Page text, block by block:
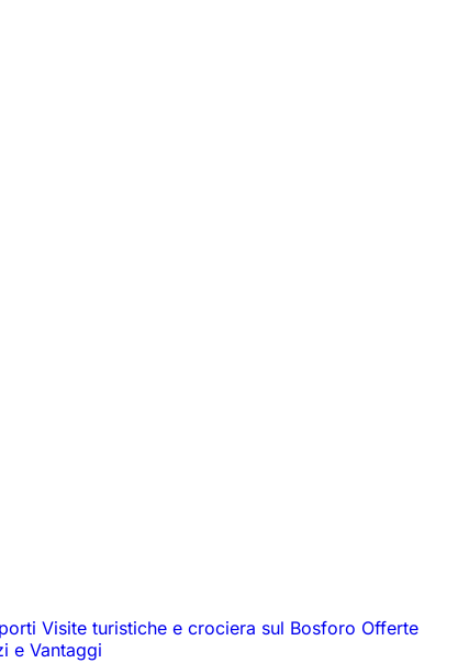
Visite turistiche e crociera sul Bosforo Offerte
e Vantaggi